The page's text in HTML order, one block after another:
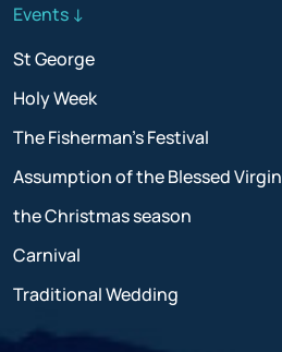
Events ↓
St George
Holy Week
The Fisherman’s Festival
Assumption of the Blessed Virgin
the Christmas season
Carnival
Traditional Wedding